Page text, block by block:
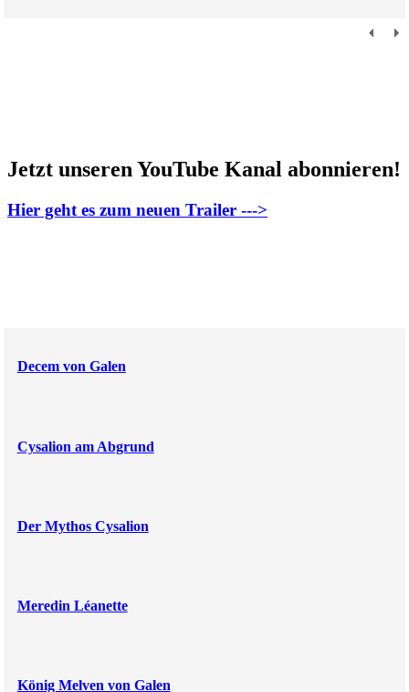
Jetzt unseren YouTube Kanal abonnieren!
Hier geht es zum neuen Trailer --->
Decem von Galen
Cysalion am Abgrund
Der Mythos Cysalion
Meredin Léanette
König Melven von Galen